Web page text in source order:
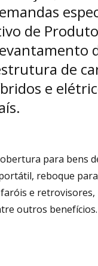
de
de
e
para bens
reboque
e retrovisores,
outros